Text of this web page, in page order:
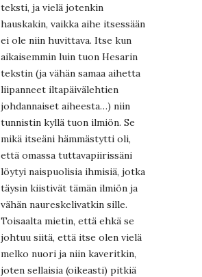
teksti, ja vielä jotenkin
hauskakin, vaikka aihe itsessään
ei ole niin huvittava. Itse kun
aikaisemmin luin tuon Hesarin
tekstin (ja vähän samaa aihetta
liipanneet iltapäivälehtien
johdannaiset aiheesta…) niin
tunnistin kyllä tuon ilmiön. Se
mikä itseäni hämmästytti oli,
että omassa tuttavapiirissäni
löytyi naispuolisia ihmisiä, jotka
täysin kiistivät tämän ilmiön ja
vähän naureskelivatkin sille.
Toisaalta mietin, että ehkä se
johtuu siitä, että itse olen vielä
melko nuori ja niin kaveritkin,
joten sellaisia (oikeasti) pitkiä